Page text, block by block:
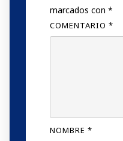
marcados con *
COMENTARIO *
NOMBRE *